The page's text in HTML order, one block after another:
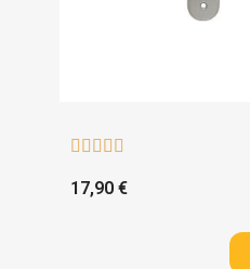
    
17,90 €